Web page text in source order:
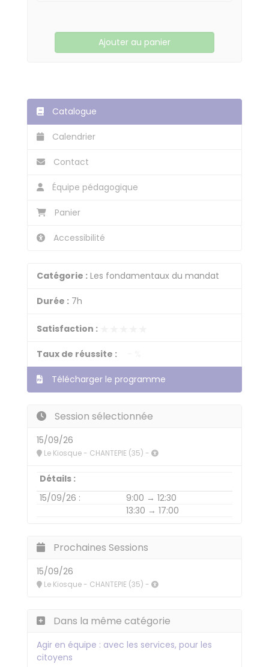
Ajouter au panier
Catalogue
Calendrier
Contact
Équipe pédagogique
Panier
Accessibilité
Catégorie : Les fondamentaux du mandat
Durée : 7h
Satisfaction :
Taux de réussite :
Télécharger le programme
Session sélectionnée
15/09/26
Le Kiosque - CHANTEPIE (35) -
Détails :
15/09/26 :
9:00 → 12:30
13:30 → 17:00
Prochaines Sessions
15/09/26
Le Kiosque - CHANTEPIE (35) -
Dans la même catégorie
Agir en équipe : avec les services, pour les
citoyens